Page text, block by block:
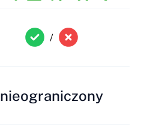
/
nieograniczony